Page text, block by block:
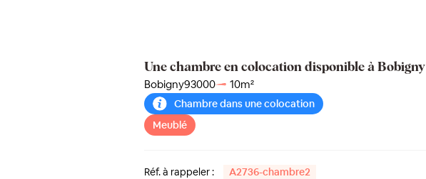
Une chambre en colocation disponible à Bobigny
Bobigny93000 10m²
Chambre dans une colocation
Meublé
Réf. à rappeler : A2736-chambre2